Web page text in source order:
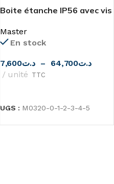
Boite étanche IP56 avec vis
Master
En stock
د.ت7,600 – د.ت64,700
unité TTC
UGS : M0320-0-1-2-3-4-5